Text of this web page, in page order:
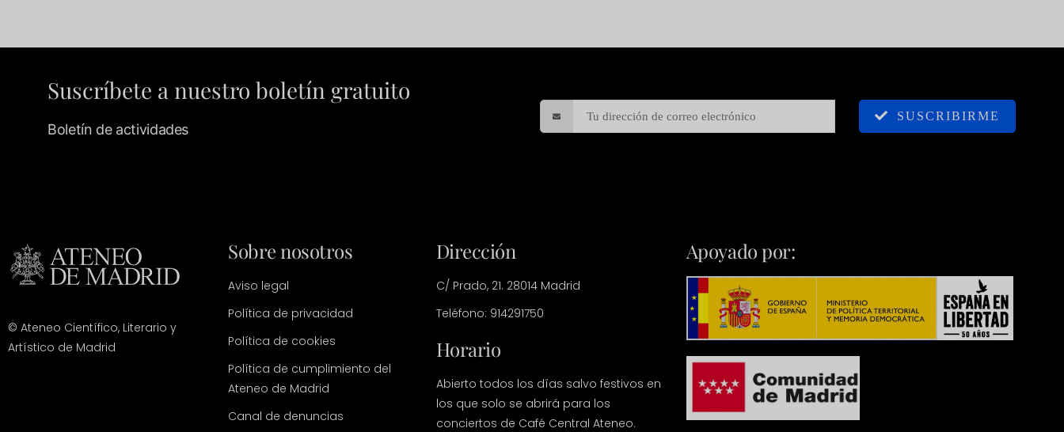
Suscríbete a nuestro boletín gratuito
Boletín de actividades
SUSCRIBIRME
© Ateneo Científico, Literario y
Artístico de Madrid
Sobre nosotros
Aviso legal
Política de privacidad
Política de cookies
Política de cumplimiento del
Ateneo de Madrid
Canal de denuncias
Dirección
C/ Prado, 21. 28014 Madrid
Teléfono: 914291750
Horario
Abierto todos los días salvo festivos en
los que solo se abrirá para los
conciertos de Café Central Ateneo.
Apoyado por: